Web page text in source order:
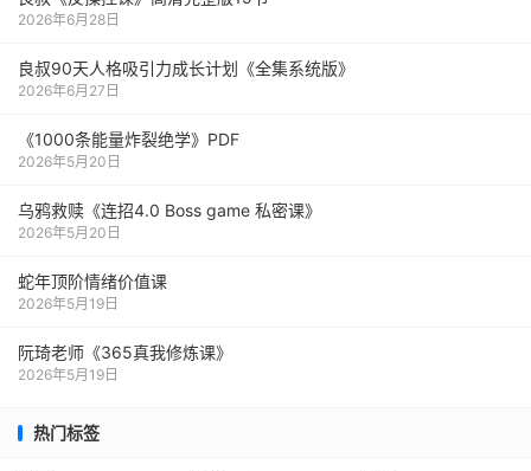
2026年6月28日
良叔90天人格吸引力成长计划《全集系统版》
2026年6月27日
《1000‮能条‬‎量‮裂炸‬‎绝学》PDF
2026年5月20日
乌鸦救赎《连招4.0 Boss game 私密课》
2026年5月20日
蛇年顶阶情绪价值课
2026年5月19日
阮琦老师《365真我修炼课》
2026年5月19日
热门标签